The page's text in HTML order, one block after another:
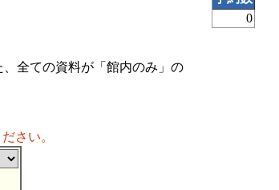
0
全ての資料が「館内のみ」の
さい。